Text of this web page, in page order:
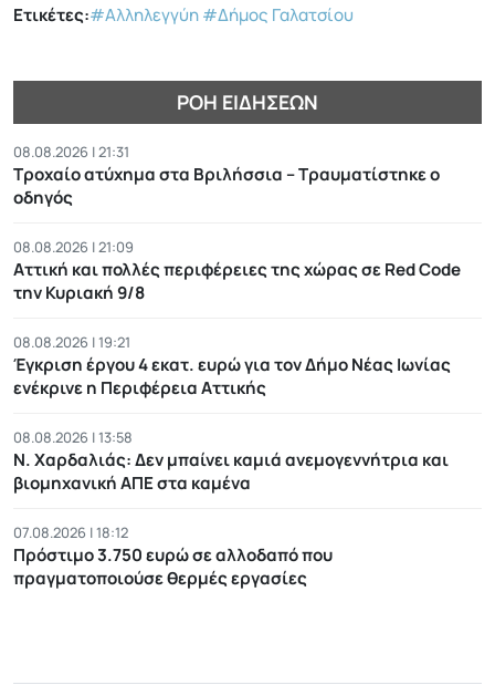
Ετικέτες:#Αλληλεγγύη#Δήμος Γαλατσίου
ΡΟΉ ΕΙΔΉΣΕΩΝ
08.08.2026 | 21:31
Τροχαίο ατύχημα στα Βριλήσσια – Τραυματίστηκε ο
οδηγός
08.08.2026 | 21:09
Αττική και πολλές περιφέρειες της χώρας σε Red Code
την Κυριακή 9/8
08.08.2026 | 19:21
Έγκριση έργου 4 εκατ. ευρώ για τον Δήμο Νέας Ιωνίας
ενέκρινε η Περιφέρεια Αττικής
08.08.2026 | 13:58
Ν. Χαρδαλιάς: Δεν μπαίνει καμιά ανεμογεννήτρια και
βιομηχανική ΑΠΕ στα καμένα
07.08.2026 | 18:12
Πρόστιμο 3.750 ευρώ σε αλλοδαπό που
πραγματοποιούσε θερμές εργασίες